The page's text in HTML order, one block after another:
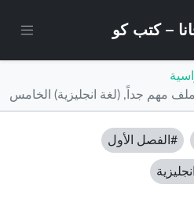
ملف مهم جداً, (لغة انجليزية) الخامس
#الفصل الأول